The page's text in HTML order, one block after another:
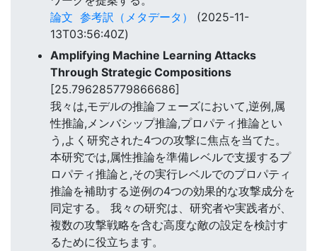
論文 参考訳（メタデータ）
(2025-11-
13T03:56:40Z)
Amplifying Machine Learning Attacks
Through Strategic Compositions
[25.796285779866686]
我々は,モデルの推論フェーズにおいて,逆例,属
性推論,メンバシップ推論,プロパティ推論とい
う,よく研究された4つの攻撃に焦点を当てた。
本研究では,属性推論を準備レベルで支援するプ
ロパティ推論と,その実行レベルでのプロパティ
推論を補助する逆例の4つの効果的な攻撃成分を
同定する。 我々の研究は、研究者や実践者が、
複数の攻撃戦略を含む高度な敵の設定を検討す
るために役立ちます。